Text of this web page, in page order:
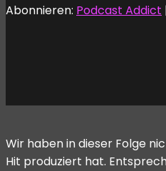
Abonnieren: Podcast Addict
Wir haben in dieser Folge
Hit produziert hat.